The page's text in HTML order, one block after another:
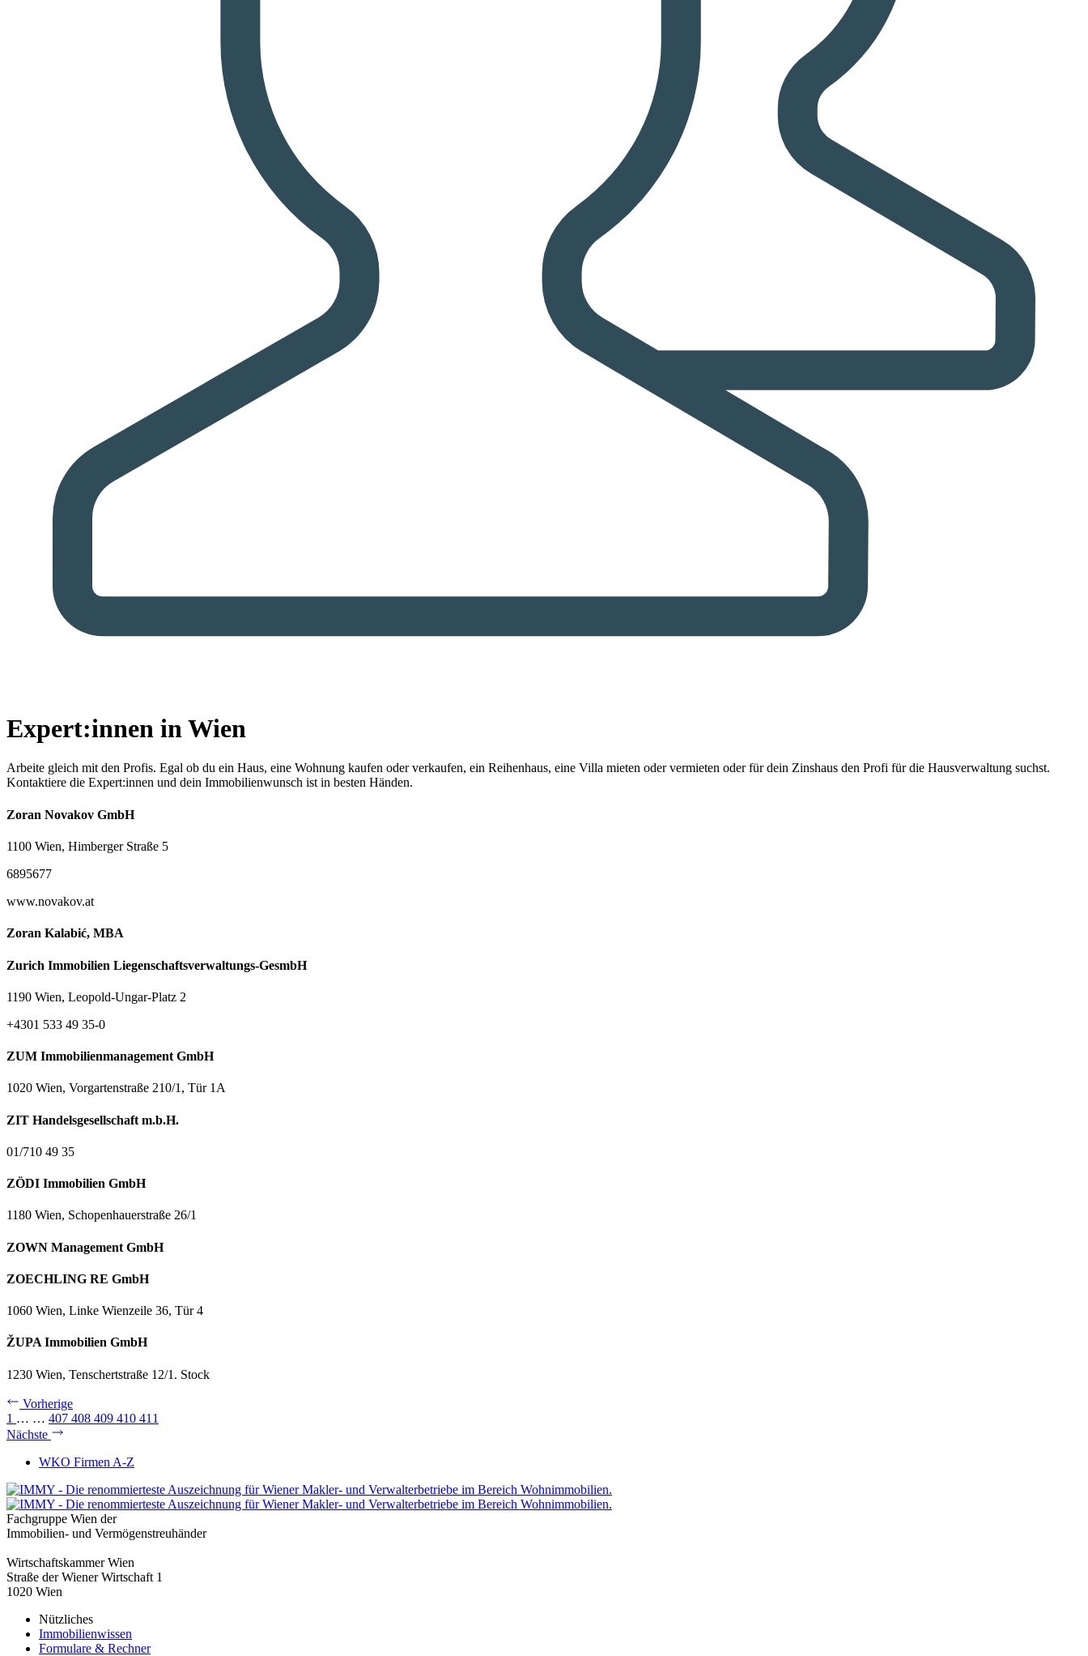
Expert:innen in Wien
Arbeite gleich mit den Profis. Egal ob du ein Haus, eine Wohnung kaufen oder verkaufen, ein Reihenhaus, eine Villa mieten oder vermieten oder für dein Zinshaus den Profi für die Hausverwaltung suchst.
Kontaktiere die Expert:innen und dein Immobilienwunsch ist in besten Händen.
Zoran Novakov GmbH
1100 Wien, Himberger Straße 5
6895677
www.novakov.at
Zoran Kalabić, MBA
Zurich Immobilien Liegenschaftsverwaltungs-GesmbH
1190 Wien, Leopold-Ungar-Platz 2
+4301 533 49 35-0
ZUM Immobilienmanagement GmbH
1020 Wien, Vorgartenstraße 210/1, Tür 1A
ZIT Handelsgesellschaft m.b.H.
01/710 49 35
ZÖDI Immobilien GmbH
1180 Wien, Schopenhauerstraße 26/1
ZOWN Management GmbH
ZOECHLING RE GmbH
1060 Wien, Linke Wienzeile 36, Tür 4
ŽUPA Immobilien GmbH
1230 Wien, Tenschertstraße 12/1. Stock
Vorherige
1 … … 407 408 409 410 411
Nächste
WKO Firmen A-Z
Fachgruppe Wien der
Immobilien- und Vermögenstreuhänder
Wirtschaftskammer Wien
Straße der Wiener Wirtschaft 1
1020 Wien
Nützliches
Immobilienwissen
Formulare & Rechner